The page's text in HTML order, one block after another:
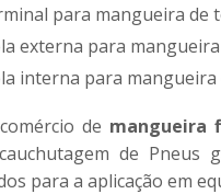
RASPAGEM
para mangueira de
externa para
interna para
de mangueira
de
para a aplicação em